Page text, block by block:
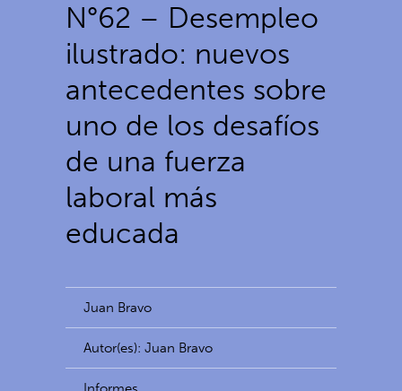
N°62 – Desempleo
ilustrado: nuevos
antecedentes sobre
uno de los desafíos
de una fuerza
laboral más
educada
Juan Bravo
Autor(es): Juan Bravo